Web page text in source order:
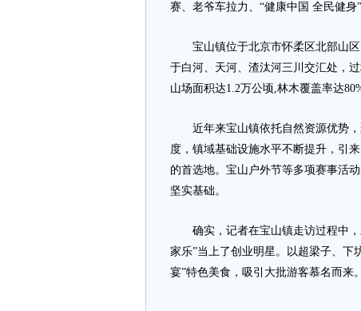
赛、老爷车拉力、“健康中国 全民健身
宝山镇位于北京市怀柔区北部山区
于白河、天河、渣汰河三川交汇处，
山场面积达1.2万公顷,林木覆盖率达
近年来宝山镇依托自然资源优势，
度，镇域基础设施水平不断提升，引
的首选地。宝山户外节等多项赛事活
坚实基础。
确实，记者在宝山镇走访过程中，
家乐”当上了创业明星。以超梁子、下
宴”特色美食，吸引大批游客慕名而来。